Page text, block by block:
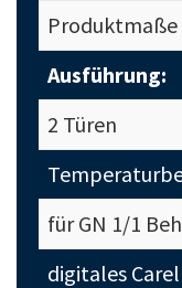
Produktmaße
Ausführung:
2 Türen
für GN 1/1
digitales